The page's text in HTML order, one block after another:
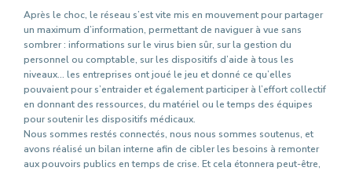
Après le choc, le réseau s’est vite mis en mouvement pour partager
un maximum d’information, permettant de naviguer à vue sans
sombrer : informations sur le virus bien sûr, sur la gestion du
personnel ou comptable, sur les dispositifs d’aide à tous les
niveaux… les entreprises ont joué le jeu et donné ce qu’elles
pouvaient pour s’entraider et également participer à l’effort collectif
en donnant des ressources, du matériel ou le temps des équipes
pour soutenir les dispositifs médicaux.
Nous sommes restés connectés, nous nous sommes soutenus, et
avons réalisé un bilan interne afin de cibler les besoins à remonter
aux pouvoirs publics en temps de crise. Et cela étonnera peut-être,